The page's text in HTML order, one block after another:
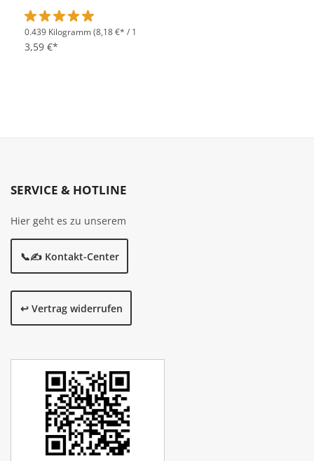
Durchschnittliche Bewertung von 5 von 5 Sternen
0.439 Kilogramm(8,18 €* / 1
Kilogramm)
3,59 €*
SERVICE & HOTLINE
Hier geht es zu unserem
📞✍️ Kontakt-Center
↩️ Vertrag widerrufen